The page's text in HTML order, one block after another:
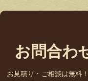
お問合わ
お見積り・ご相談は無料